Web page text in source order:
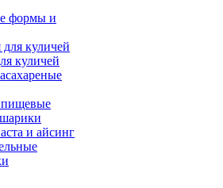
формы и
куличей
куличей
пищевые
и айсинг